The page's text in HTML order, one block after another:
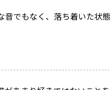
音でもなく、落ち着いた状態